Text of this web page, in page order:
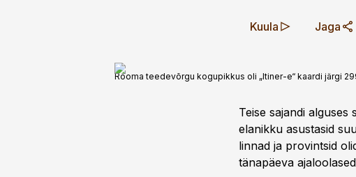
Kuula Jaga
Rooma teedevõrgu kogupikkus oli „Itiner-e“ kaardi järgi
Teise sajandi
elanikku asustasid
linnad ja provintsid
tänapäeva